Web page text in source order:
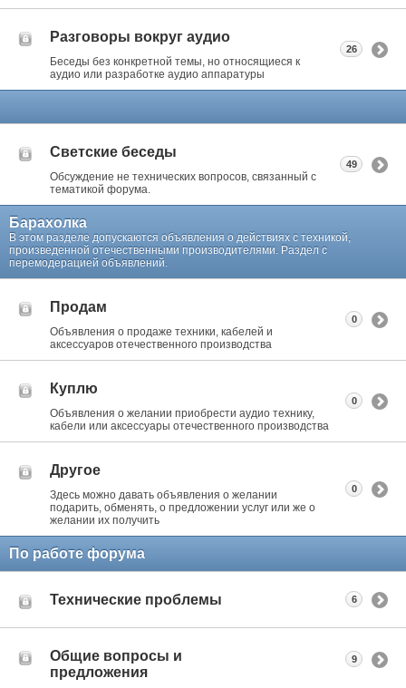
Разговоры вокруг аудио
Беседы без конкретной темы, но относящиеся к
аудио или разработке аудио аппаратуры
26
Светские беседы
Обсуждение не технических вопросов, связанный с
тематикой форума.
49
Барахолка
В этом разделе допускаются объявления о действиях с техникой,
произведенной отечественными производителями. Раздел с
перемодерацией объявлений.
Продам
Объявления о продаже техники, кабелей и
аксессуаров отечественного производства
0
Куплю
Объявления о желании приобрести аудио технику,
кабели или аксессуары отечественного производства
0
Другое
Здесь можно давать объявления о желании
подарить, обменять, о предложении услуг или же о
желании их получить
0
По работе форума
Технические проблемы 6
Общие вопросы и
предложения
9